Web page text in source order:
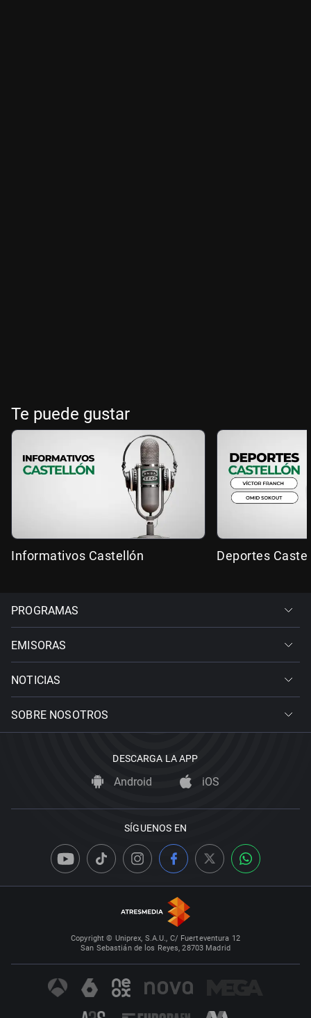
Te puede gustar
Informativos Castellón Deportes
PROGRAMAS
EMISORAS
NOTICIAS
SOBRE NOSOTROS
DESCARGA LA APP
Android iOS
SÍGUENOS EN
Copyright © Uniprex, S.A.U., C/ Fuerteventura 12
San Sebastián de los Reyes, 28703 Madrid